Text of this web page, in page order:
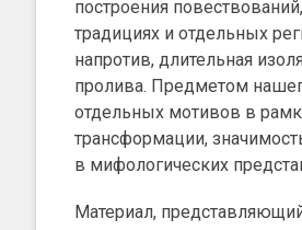
построения
традициях и отдельных
напротив, длительная
пролива. Предметом
отдельных мотивов в
трансформации,
в мифологических
Материал,